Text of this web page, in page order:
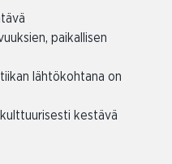
paikallisen
lähtökohtana on
kestävä